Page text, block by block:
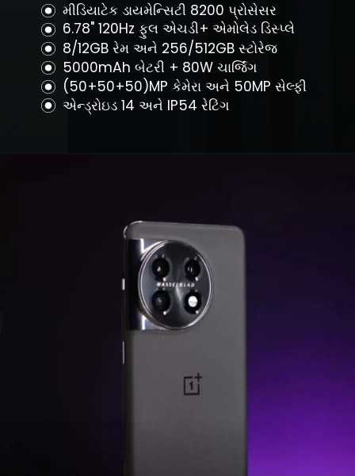
મીડિયાટેક ડાયમેન્સિટી 8200 પ્રોસેસર
6.78" 120Hz ફુલ એચડી+ એમોલેડ ડિસ્પ્લે
8/12GB રેમ અને 256/512GB સ્ટોરેજ
5000mAh બેટરી + 80W ચાર્જિંગ
(50+50+50)MP કેમેરા અને 50MP સેલ્ફી
એન્ડ્રોઇડ 14 અને IP54 રેટિંગ